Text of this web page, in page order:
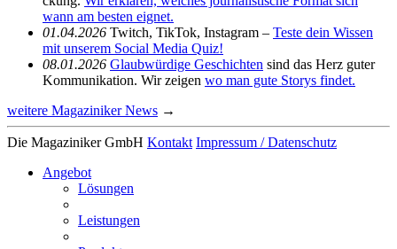
wann am besten eignet.
01.04.2026 Twitch, TikTok, Insta­gram – Teste dein Wissen
mit unserem Social Media Quiz!
08.01.2026 Glaub­wür­dige Geschichten sind das Herz guter
Kommu­ni­ka­tion. Wir zeigen wo man gute Storys findet.
weitere Magaziniker News →
Die Magaziniker GmbH Kontakt Impressum / Daten­schutz
Angebot
Lösungen
Leis­tungen